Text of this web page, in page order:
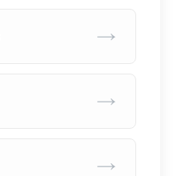
→
→
→